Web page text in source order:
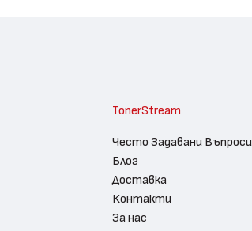
TonerStream
Често Задавани Въпроси
Блог
Доставка
Контакти
За нас